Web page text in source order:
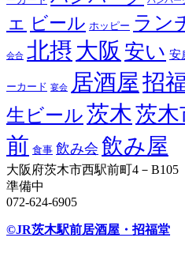
ェ ビール ホッピー ラン
会合 北摂 大阪 安い 安
ーカード 宴会 居酒屋招
生ビール茨木茨木
前 食事 飲み会 飲み屋
大阪府茨木市西駅前町4－B105
準備中
072-624-6905
©JR茨木駅前居酒屋・招福堂